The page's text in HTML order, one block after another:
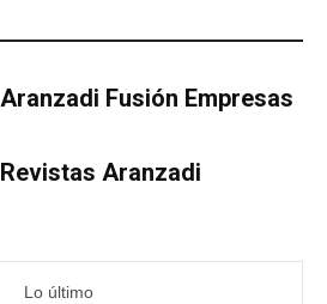
Aranzadi Fusión Empresas
Revistas Aranzadi
Lo último